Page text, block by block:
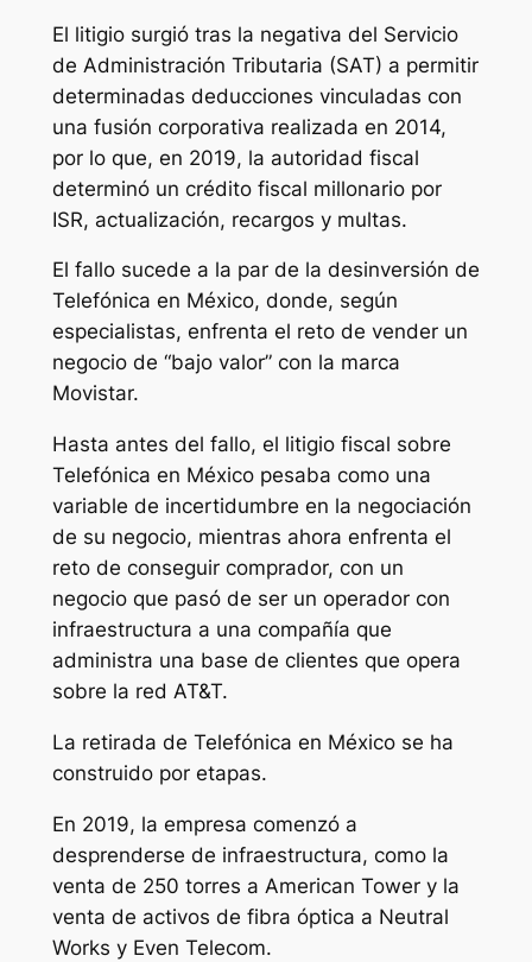
El litigio surgió tras la negativa del Servicio
de Administración Tributaria (SAT) a permitir
determinadas deducciones vinculadas con
una fusión corporativa realizada en 2014,
por lo que, en 2019, la autoridad fiscal
determinó un crédito fiscal millonario por
ISR, actualización, recargos y multas.
El fallo sucede a la par de la desinversión de
Telefónica en México, donde, según
especialistas, enfrenta el reto de vender un
negocio de “bajo valor” con la marca
Movistar.
Hasta antes del fallo, el litigio fiscal sobre
Telefónica en México pesaba como una
variable de incertidumbre en la negociación
de su negocio, mientras ahora enfrenta el
reto de conseguir comprador, con un
negocio que pasó de ser un operador con
infraestructura a una compañía que
administra una base de clientes que opera
sobre la red AT&T.
La retirada de Telefónica en México se ha
construido por etapas.
En 2019, la empresa comenzó a
desprenderse de infraestructura, como la
venta de 250 torres a American Tower y la
venta de activos de fibra óptica a Neutral
Works y Even Telecom.